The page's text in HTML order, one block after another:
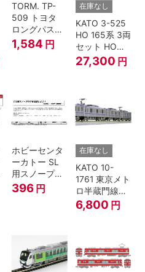
TORM. TP-
509 トヨタ
ロングパスエ
クスプレス
U55A-39500
1,584 円
在庫なし
KATO 3-525
HO 165系 3両
セット HOゲ
ージ
27,300 円
ホビーセンタ
ーカトー SL
用スノープロ
ウ① 前面用
396 円
在庫なし
KATO 10-
1761 東京メト
ロ半蔵門線
18000系 増結
4両セット N
6,800 円